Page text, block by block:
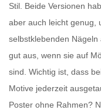
Stil. Beide Versionen
aber auch leicht genug,
selbstklebenden
gut aus, wenn sie auf
sind. Wichtig ist, dass
Motive jederzeit
Poster ohne Rahmen?